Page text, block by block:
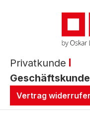
Privatkunde
Geschäftskunde
Vertrag